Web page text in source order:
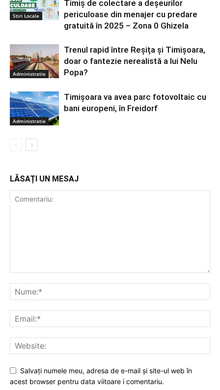
Stiri Locale
Timiș de colectare a deșeurilor
periculoase din menajer cu predare
gratuită în 2025 – Zona 0 Ghizela
Administratie
Trenul rapid între Reșița și Timișoara,
doar o fantezie nerealistă a lui Nelu
Popa?
Administratie
Timișoara va avea parc fotovoltaic cu
bani europeni, în Freidorf
LĂSAȚI UN MESAJ
Salvați numele meu, adresa de e-mail și site-ul web în
acest browser pentru data viitoare i comentariu.